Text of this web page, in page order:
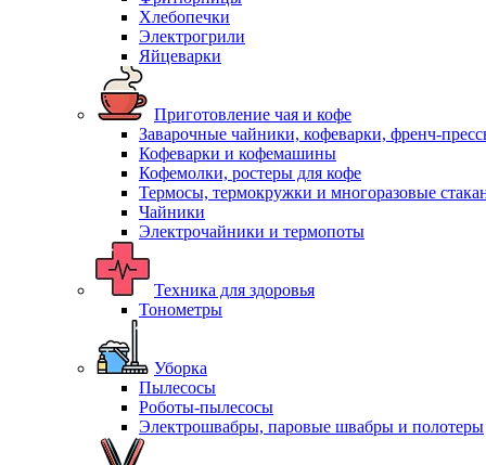
Хлебопечки
Электрогрили
Яйцеварки
Приготовление чая и кофе
Заварочные чайники, кофеварки, френч-
Кофеварки и кофемашины
Кофемолки, ростеры для кофе
Термосы, термокружки и многоразовые
Чайники
Электрочайники и термопоты
Техника для здоровья
Тонометры
Уборка
Пылесосы
Роботы-пылесосы
Электрошвабры, паровые швабры и полотеры